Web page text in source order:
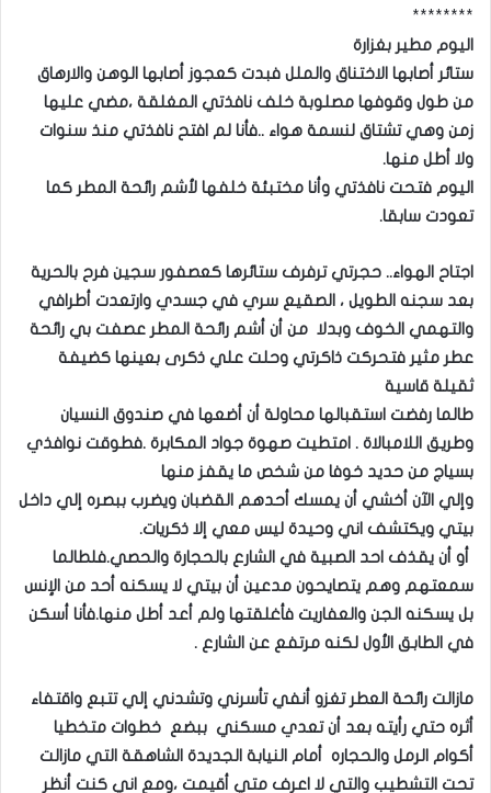
********
اليوم مطير بغزارة
ستائر أصابها الاختناق والملل فبدت كعجوز أصابها الوهن والارهاق
من طول وقوفها مصلوبة خلف نافذتي المغلقة ،مضي عليها
زمن وهي تشتاق لنسمة هواء ..فأنا لم افتح نافذتي منذ سنوات
ولا أطل منها.
اليوم فتحت نافذتي وأنا مختبئة خلفها لأشم رائحة المطر كما
تعودت سابقا.
اجتاح الهواء.. حجرتي ترفرف ستائرها كعصفور سجين فرح بالحرية
بعد سجنه الطويل ، الصقيع سري في جسدي وارتعدت أطرافي
والتهمي الخوف وبدلا من أن أشم رائحة المطر عصفت بي رائحة
عطر مثير فتحركت ذاكرتي وحلت علي ذكرى بعينها كضيفة
ثقيلة قاسية
طالما رفضت استقبالها محاولة أن أضعها في صندوق النسيان
وطريق اللامبالاة . امتطيت صهوة جواد المكابرة .فطوقت نوافذي
بسياج من حديد خوفا من شخص ما يقفز منها
وإلي الآن أخشي أن يمسك أحدهم القضبان ويضرب ببصره إلي داخل
بيتي ويكتشف اني وحيدة ليس معي إلا ذكريات.
أو أن يقذف احد الصبية في الشارع بالحجارة والحصي.فلطالما
سمعتهم وهم يتصايحون مدعين أن بيتي لا يسكنه أحد من الإنس
بل يسكنه الجن والعفاريت فأغلقتها ولم أعد أطل منها.فأنا أسكن
في الطابق الأول لكنه مرتفع عن الشارع .
مازالت رائحة العطر تغزو أنفي تأسرني وتشدني إلي تتبع واقتفاء
أثره حتي رأيته بعد أن تعدي مسكني ببضع خطوات متخطيا
أكوام الرمل والحجاره أمام النيابة الجديدة الشاهقة التي مازالت
تحت التشطيب والتي لا اعرف متي أقيمت ،ومع اني كنت أنظر